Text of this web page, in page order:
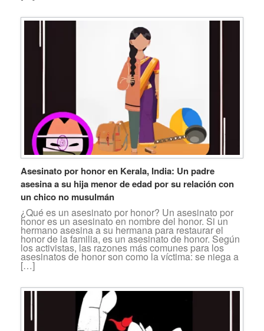
Asesinato por honor en Kerala, India: Un padre
asesina a su hija menor de edad por su relación con
un chico no musulmán
¿Qué es un asesinato por honor? Un asesinato por
honor es un asesinato en nombre del honor. Si un
hermano asesina a su hermana para restaurar el
honor de la familia, es un asesinato de honor. Según
los activistas, las razones más comunes para los
asesinatos de honor son como la víctima: se niega a
[…]